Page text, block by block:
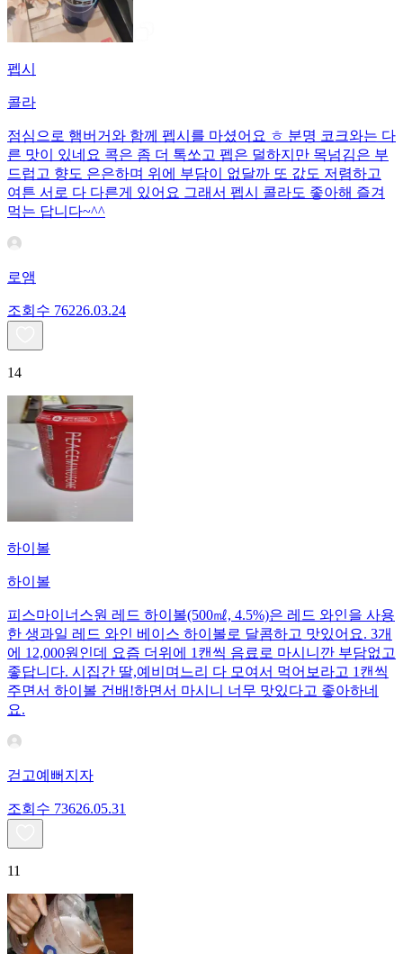
펩시
콜라
점심으로 햄버거와 함께 펩시를 마셨어요 ㅎ 분명 코크와는 다
른 맛이 있네요 콕은 좀 더 톡쏘고 펩은 덜하지만 목넘김은 부
드럽고 향도 은은하며 위에 부담이 없달까 또 값도 저렴하고
여튼 서로 다 다른게 있어요 그래서 펩시 콜라도 좋아해 즐겨
먹는 답니다~^^
로앰
조회수 76226.03.24
14
하이볼
하이볼
피스마이너스원 레드 하이볼(500㎖, 4.5%)은 레드 와인을 사용
한 생과일 레드 와인 베이스 하이볼로 달콤하고 맛있어요. 3개
에 12,000원인데 요즘 더위에 1캔씩 음료로 마시니깐 부담없고
좋답니다. 시집간 딸,예비며느리 다 모여서 먹어보라고 1캔씩
주면서 하이볼 건배!하면서 마시니 너무 맛있다고 좋아하네
요.
걷고예뻐지자
조회수 73626.05.31
11